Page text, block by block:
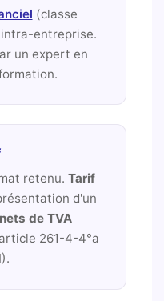
(classe
entreprise.
un expert en
retenu. Tarif
d'un
nets de TVA
261-4-4°a